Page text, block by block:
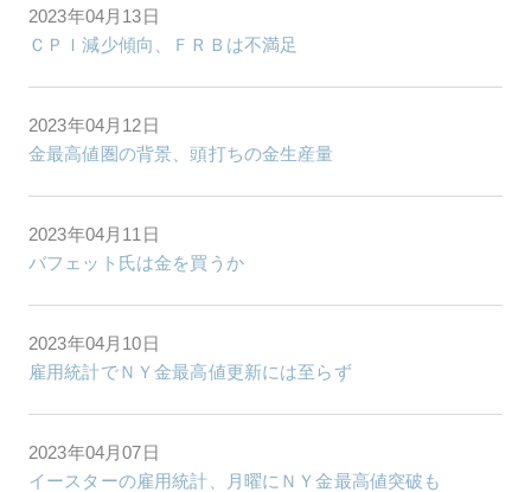
2023年04月13日
ＣＰＩ減少傾向、ＦＲＢは不満足
2023年04月12日
金最高値圏の背景、頭打ちの金生産量
2023年04月11日
バフェット氏は金を買うか
2023年04月10日
雇用統計でＮＹ金最高値更新には至らず
2023年04月07日
イースターの雇用統計、月曜にＮＹ金最高値突破も